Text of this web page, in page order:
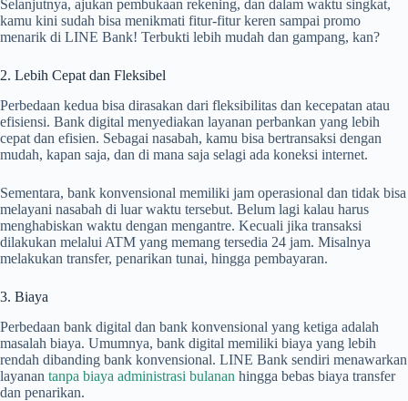
Selanjutnya, ajukan pembukaan rekening, dan dalam waktu singkat,
kamu kini sudah bisa menikmati fitur-fitur keren sampai promo
menarik di LINE Bank! Terbukti lebih mudah dan gampang, kan?
2. Lebih Cepat dan Fleksibel
Perbedaan kedua bisa dirasakan dari fleksibilitas dan kecepatan atau
efisiensi. Bank digital menyediakan layanan perbankan yang lebih
cepat dan efisien. Sebagai nasabah, kamu bisa bertransaksi dengan
mudah, kapan saja, dan di mana saja selagi ada koneksi internet.
Sementara, bank konvensional memiliki jam operasional dan tidak bisa
melayani nasabah di luar waktu tersebut. Belum lagi kalau harus
menghabiskan waktu dengan mengantre. Kecuali jika transaksi
dilakukan melalui ATM yang memang tersedia 24 jam. Misalnya
melakukan transfer, penarikan tunai, hingga pembayaran.
3. Biaya
Perbedaan bank digital dan bank konvensional yang ketiga adalah
masalah biaya. Umumnya, bank digital memiliki biaya yang lebih
rendah dibanding bank konvensional. LINE Bank sendiri menawarkan
layanan tanpa biaya administrasi bulanan hingga bebas biaya transfer
dan penarikan.